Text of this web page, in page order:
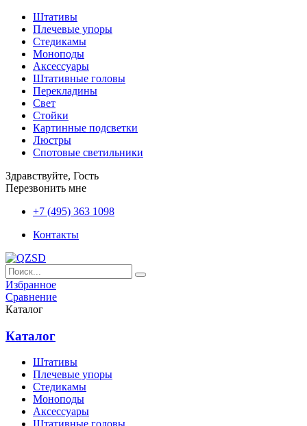
Штативы
Плечевые упоры
Стедикамы
Моноподы
Аксессуары
Штативные головы
Перекладины
Свет
Стойки
Картинные подсветки
Люстры
Спотовые светильники
Здравствуйте, Гость
Перезвонить мне
+7 (495) 363 1098
Контакты
Избранное
Сравнение
Каталог
Каталог
Штативы
Плечевые упоры
Стедикамы
Моноподы
Аксессуары